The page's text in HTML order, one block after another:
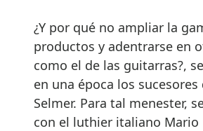
¿Y por qué no ampliar la
productos y adentrarse en
como el de las guitarras?,
en una época los sucesores
Selmer. Para tal menester,
con el luthier italiano Mario